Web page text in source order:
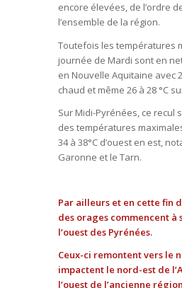
encore élevées, de l’ordre
l’ensemble de la région.
Toutefois les températures
journée de Mardi sont en
en Nouvelle Aquitaine avec
chaud et même 26 à 28 °C
Sur Midi-Pyrénées, ce recul
des températures
34 à 38°C d’ouest en est,
Garonne et le Tarn.
Par ailleurs et en cette fin
des orages commencent à
l’ouest des Pyrénées.
Ceux-ci remontent vers le
impactent le nord-est de
l’ouest de l’ancienne